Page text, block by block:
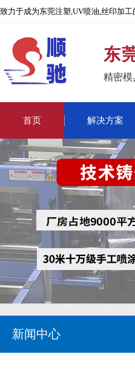
致力于成为东莞注塑,UV喷油,丝印加
东
精密模
首页 解决方案
新闻中心